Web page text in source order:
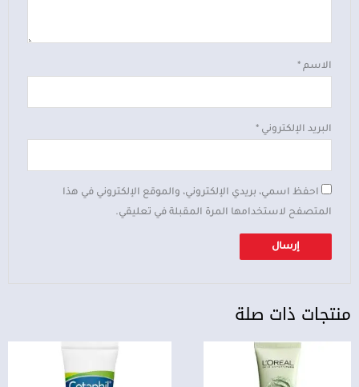
الاسم*
البريد الإلكتروني *
احفظ اسمي، بريدي الإلكتروني، والموقع الإلكتروني في هذا
المتصفح لاستخدامها المرة المقبلة في تعليقي.
منتجات ذات صلة